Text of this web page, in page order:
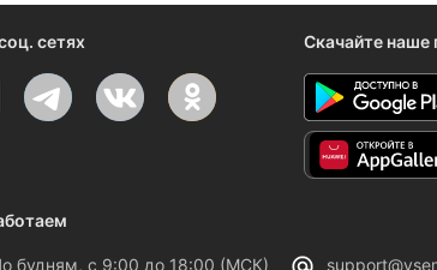
сетях Скачайте наше
будням, с 9:00 до 18:00 (МСК)